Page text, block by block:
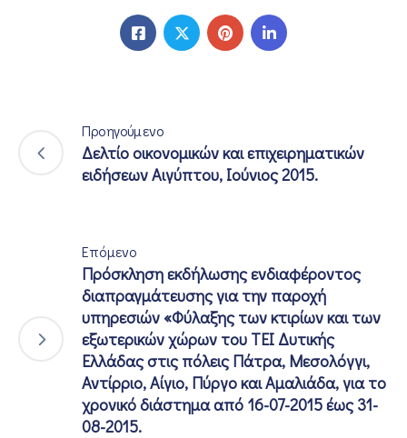
Προηγούμενο
Δελτίο οικονομικών και επιχειρηματικών
ειδήσεων Αιγύπτου, Ιούνιος 2015.
Επόμενο
Πρόσκληση εκδήλωσης ενδιαφέροντος
διαπραγμάτευσης για την παροχή
υπηρεσιών «Φύλαξης των κτιρίων και των
εξωτερικών χώρων του ΤΕΙ Δυτικής
Ελλάδας στις πόλεις Πάτρα, Μεσολόγγι,
Αντίρριο, Αίγιο, Πύργο και Αμαλιάδα, για το
χρονικό διάστημα από 16-07-2015 έως 31-
08-2015.